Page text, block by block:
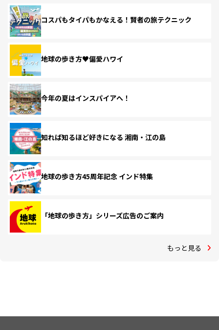
コスパもタイパもかなえる！賢者の旅テクニック
地球の歩き方♥偏愛ハワイ
今年の夏はインスパイアへ！
知れば知るほど好きになる 湘南・江の島
地球の歩き方45周年記念 インド特集
「地球の歩き方」シリーズ広告のご案内
もっと見る